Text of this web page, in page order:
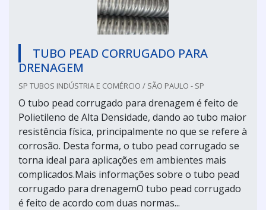
TUBO PEAD CORRUGADO PARA
DRENAGEM
SP TUBOS INDÚSTRIA E COMÉRCIO / SÃO PAULO - SP
O tubo pead corrugado para drenagem é feito de
Polietileno de Alta Densidade, dando ao tubo maior
resistência física, principalmente no que se refere à
corrosão. Desta forma, o tubo pead corrugado se
torna ideal para aplicações em ambientes mais
complicados.Mais informações sobre o tubo pead
corrugado para drenagemO tubo pead corrugado
é feito de acordo com duas normas...